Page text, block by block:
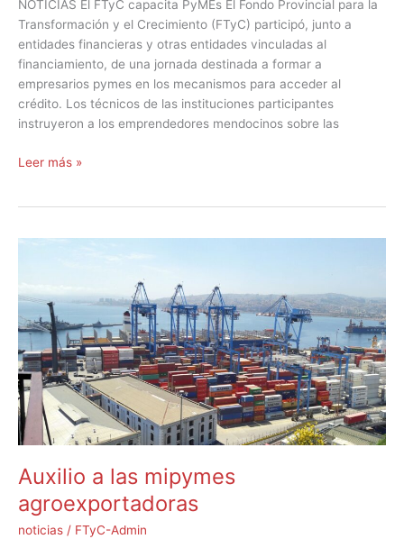
NOTICIAS El FTyC capacita PyMEs El Fondo Provincial para la
Transformación y el Crecimiento (FTyC) participó, junto a
entidades financieras y otras entidades vinculadas al
financiamiento, de una jornada destinada a formar a
empresarios pymes en los mecanismos para acceder al
crédito. Los técnicos de las instituciones participantes
instruyeron a los emprendedores mendocinos sobre las
Leer más »
Auxilio a las mipymes
agroexportadoras
noticias / FTyC-Admin
mipymes
agroexportadoras